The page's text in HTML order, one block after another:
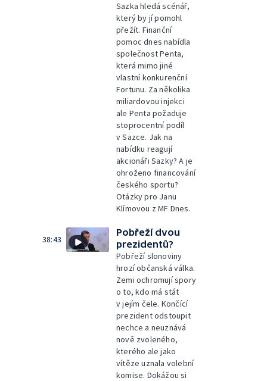
Sazka hledá scénář,
který by jí pomohl
přežít. Finanční
pomoc dnes nabídla
společnost Penta,
která mimo jiné
vlastní konkurenční
Fortunu. Za několika
miliardovou injekci
ale Penta požaduje
stoprocentní podíl
v Sazce. Jak na
nabídku reagují
akcionáři Sazky? A je
ohroženo financování
českého sportu?
Otázky pro Janu
Klímovou z MF Dnes.
38:43
Pobřeží dvou
prezidentů?
Pobřeží slonoviny
hrozí občanská válka.
Zemi ochromují spory
o to, kdo má stát
v jejím čele. Končící
prezident odstoupit
nechce a neuznává
nově zvoleného,
kterého ale jako
vítěze uznala volební
komise. Dokážou si